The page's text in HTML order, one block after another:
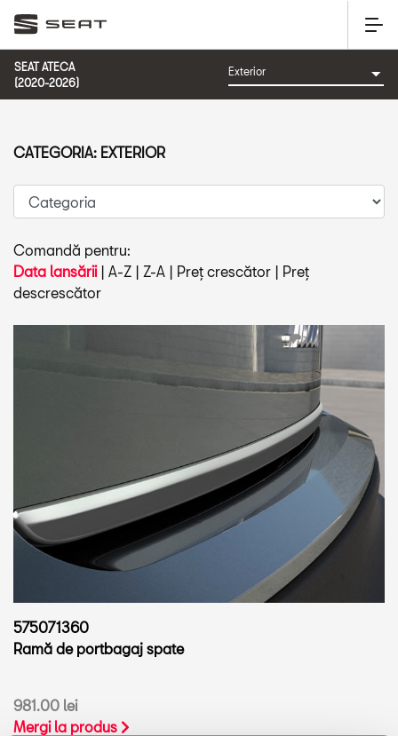
SEAT ATECA
(2020-2026)
Comandă pentru:
Data lansării| A-Z | Z-A | Preț crescător | Preț
descrescător
575071360
Ramă de portbagaj spate
981.00 lei
Mergi la produs
CATEGORIA: EXTERIOR